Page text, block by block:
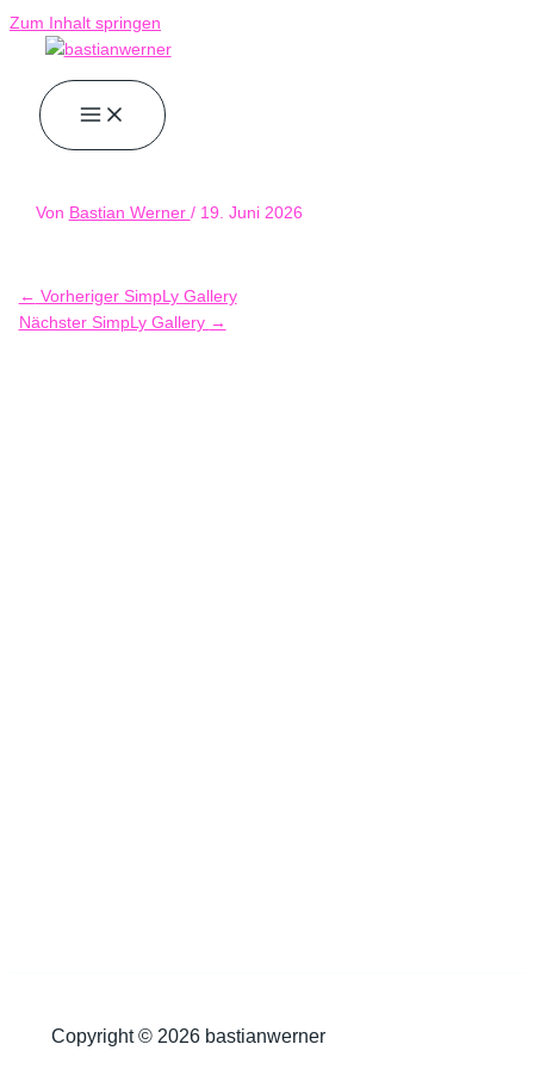
Zum Inhalt springen
Von Bastian Werner / 19. Juni 2026
← Vorheriger SimpLy Gallery
Nächster SimpLy Gallery →
Copyright © 2026 bastianwerner